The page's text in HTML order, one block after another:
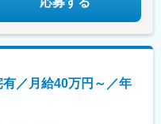
／月給40万円～／年